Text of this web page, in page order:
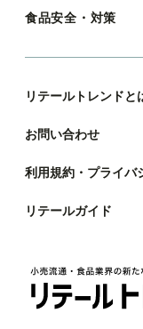
食品安全・対策
リテールトレンドと
お問い合わせ
利用規約・プライバ
リテールガイド